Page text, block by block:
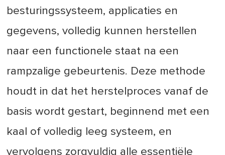
besturingssysteem, applicaties en
gegevens, volledig kunnen herstellen
naar een functionele staat na een
rampzalige gebeurtenis. Deze methode
houdt in dat het herstelproces vanaf de
basis wordt gestart, beginnend met een
kaal of volledig leeg systeem, en
vervolgens zorgvuldig alle essentiële